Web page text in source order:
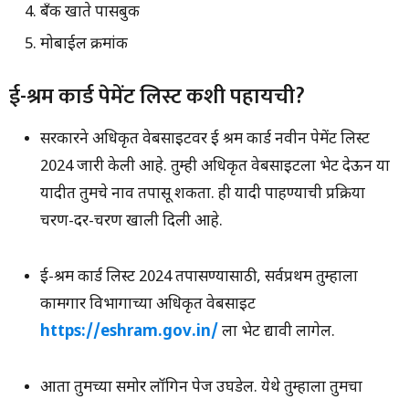
बँक खाते पासबुक
मोबाईल क्रमांक
ई-श्रम कार्ड पेमेंट लिस्ट कशी पहायची?
सरकारने अधिकृत वेबसाइटवर ई श्रम कार्ड नवीन पेमेंट लिस्ट
2024 जारी केली आहे. तुम्ही अधिकृत वेबसाइटला भेट देऊन या
यादीत तुमचे नाव तपासू शकता. ही यादी पाहण्याची प्रक्रिया
चरण-दर-चरण खाली दिली आहे.
ई-श्रम कार्ड लिस्ट 2024 तपासण्यासाठी, सर्वप्रथम तुम्हाला
कामगार विभागाच्या अधिकृत वेबसाइट
https://eshram.gov.in/ ला भेट द्यावी लागेल.
आता तुमच्या समोर लॉगिन पेज उघडेल. येथे तुम्हाला तुमचा